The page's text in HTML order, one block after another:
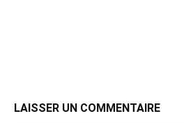
LAISSER UN COMMENTAIRE